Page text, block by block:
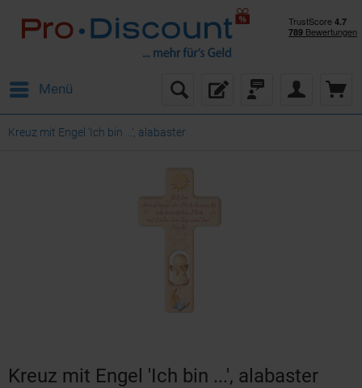
Menü
Kreuz mit Engel 'Ich bin ...', alabaster
Kreuz mit Engel 'Ich bin ...', alabaster